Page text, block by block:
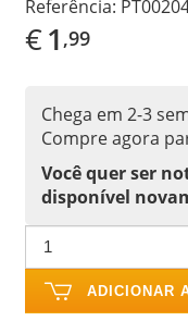
Referência:
€1 ,99
Chega em 2-3
Compre agora
Você quer ser
disponível
ADICIONAR